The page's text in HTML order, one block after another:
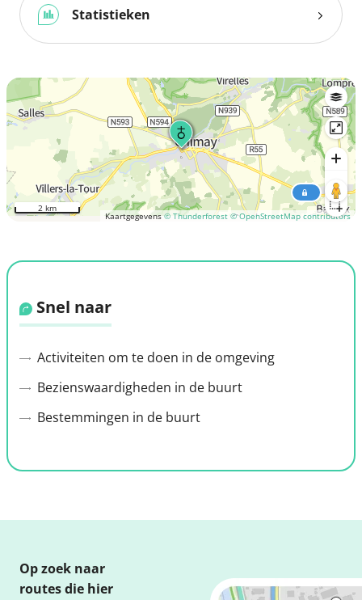
Statistieken
Kaartgegevens© Thunderforest © OpenStreetMap contributors
2 km
Snel naar
Activiteiten om te doen in de omgeving
Bezienswaardigheden in de buurt
Bestemmingen in de buurt
Op zoek naar
routes die hier